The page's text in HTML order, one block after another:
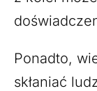
Ponadto,
skłaniać